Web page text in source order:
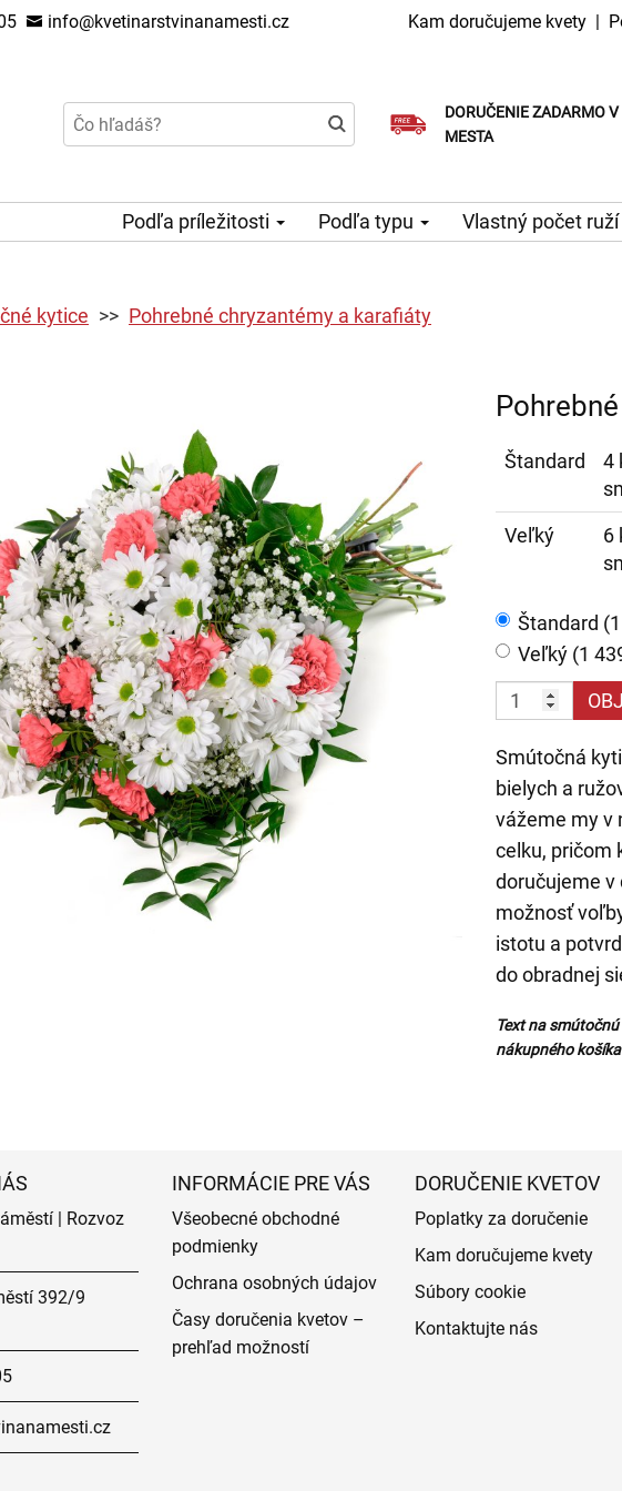
info@kvetinarstvinanamesti.cz Kam doručujeme kvety |
DORUČENIE ZADARMO
MESTA
Podľa príležitosti Podľa typu Vlastný počet ruží
kytice Pohrebné chryzantémy a karafiáty
Štandard
4
Veľký
6
Štandard
Veľký (1
Smútočná
bielych a
vážeme my v
celku, pričom
doručujeme v
možnosť
istotu a
do obradnej
Text na
nákupného košíka
| Rozvoz
392/9
INFORMÁCIE PRE VÁS
Všeobecné obchodné
podmienky
Ochrana osobných údajov
Časy doručenia kvetov –
prehľad možností
DORUČENIE KVETOV
Poplatky za doručenie
Kam doručujeme kvety
Súbory cookie
Kontaktujte nás